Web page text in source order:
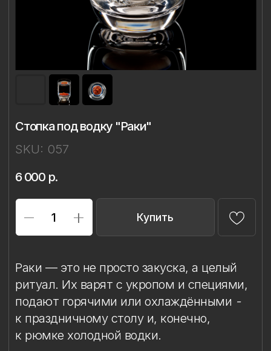
Стопка под водку "Раки"
Раки — это не просто закуска, а целый
подают горячими или охлаждёнными
к праздничному столу и, конечно,
Интересно, что в дореволюционной
что в Москве существовали целые
«рачинные лавки» — заведения, где
их продавали варёными навынос.
Раков подавали в трактирах, на вокзалах,
в уличных буфетах — и почти всегда
в сопровождении водки или пива.
Особенно ценились крупные особи